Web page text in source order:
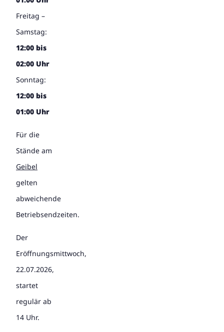
Freitag –
Samstag:
12:00 bis
02:00 Uhr
Sonntag:
12:00 bis
01:00 Uhr
Für die
Stände am
Geibel
gelten
abweichende
Betriebsendzeiten.
Der
Eröffnungsmittwoch,
22.07.2026,
startet
regulär ab
14 Uhr.